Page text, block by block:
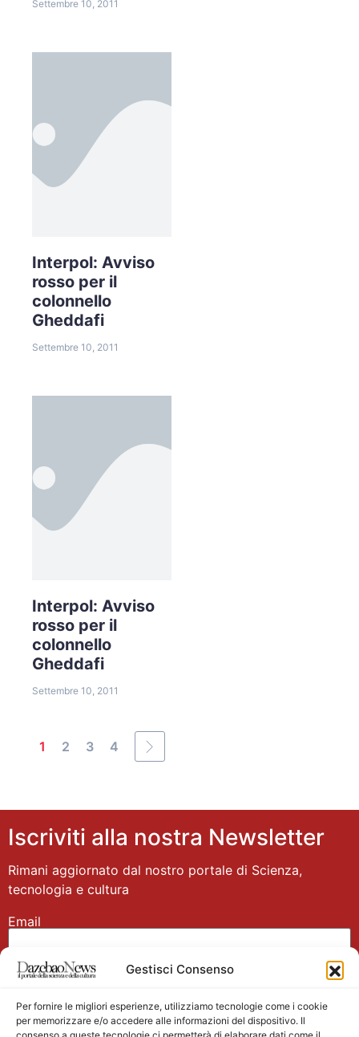
Gestisci Consenso
Per fornire le migliori esperienze, utilizziamo tecnologie come i cookie
per memorizzare e/o accedere alle informazioni del dispositivo. Il
Settembre 10, 2011
Interpol: Avviso
rosso per il
colonnello
Gheddafi
Settembre 10, 2011
Interpol: Avviso
rosso per il
colonnello
Gheddafi
Settembre 10, 2011
1 2 3 4
Iscriviti alla nostra Newsletter
Rimani aggiornato dal nostro portale di Scienza,
tecnologia e cultura
Email
Nome